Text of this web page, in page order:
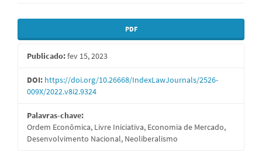
Barra
lateral
de
artigos
PDF
Publicado:fev 15, 2023
DOI: https://doi.org/10.26668/IndexLawJournals/2526-
009X/2022.v8i2.9324
Palavras-chave:
Ordem Econômica, Livre Iniciativa, Economia de Mercado,
Desenvolvimento Nacional, Neoliberalismo